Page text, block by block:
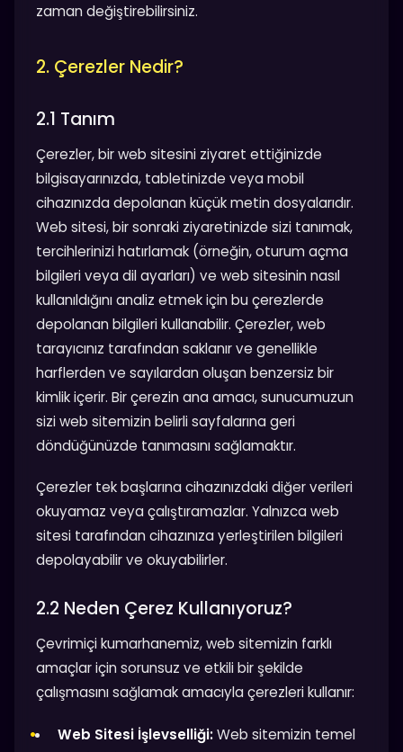
zaman değiştirebilirsiniz.
2. Çerezler Nedir?
2.1 Tanım
Çerezler, bir web sitesini ziyaret ettiğinizde
bilgisayarınızda, tabletinizde veya mobil
cihazınızda depolanan küçük metin dosyalarıdır.
Web sitesi, bir sonraki ziyaretinizde sizi tanımak,
tercihlerinizi hatırlamak (örneğin, oturum açma
bilgileri veya dil ayarları) ve web sitesinin nasıl
kullanıldığını analiz etmek için bu çerezlerde
depolanan bilgileri kullanabilir. Çerezler, web
tarayıcınız tarafından saklanır ve genellikle
harflerden ve sayılardan oluşan benzersiz bir
kimlik içerir. Bir çerezin ana amacı, sunucumuzun
sizi web sitemizin belirli sayfalarına geri
döndüğünüzde tanımasını sağlamaktır.
Çerezler tek başlarına cihazınızdaki diğer verileri
okuyamaz veya çalıştıramazlar. Yalnızca web
sitesi tarafından cihazınıza yerleştirilen bilgileri
depolayabilir ve okuyabilirler.
2.2 Neden Çerez Kullanıyoruz?
Çevrimiçi kumarhanemiz, web sitemizin farklı
amaçlar için sorunsuz ve etkili bir şekilde
çalışmasını sağlamak amacıyla çerezleri kullanır:
Web Sitesi İşlevselliği:Web sitemizin temel